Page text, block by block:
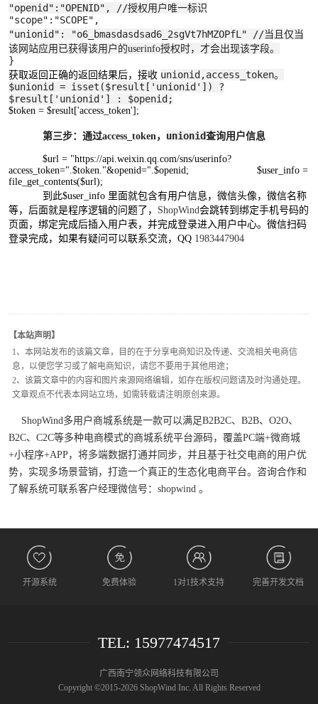
"openid":"OPENID", //授权用户唯一标识
"scope":"SCOPE",
"unionid": "o6_bmasdasdsad6_2sgVt7hMZOPfL" //当且仅当
该网站应用已获得该用户的userinfo授权时，才会出现该字段。
}
获取返回正确的返回结果后，接收 unionid,access_token。
$unionid = isset($result['unionid']) ?
$result['unionid'] : $openid;
$token = $result['access_token'];
第三步：通过access_token， unionid查询用户信息
$url = "https://api.weixin.qq.com/sns/userinfo?
access_token=".$token."&openid=".$openid; $user_info =
file_get_contents($url);
到此$user_info 里面就包含有用户信息，微信头像，微信名称
等，后面就是程序逻辑的问题了， ShopWind会跳转到绑定手机号码的
页面，绑定完成后插入用户表，并完成登录进入用户中心。微信扫码
登录完成，如果有疑问可以联系交流，QQ 1983447904
【本站声明】
1、本网站发布的该篇文章，目的在于分享电商知识及传递、交流相关电商信
息，以便您学习或了解电商知识，请您不要用于其他用途；
2、该篇文章中的内容和图片来源网络编辑，如存在版权问题请及时沟通处理。
文章观点不代表本网站立场，如需转载请注明原创来源。
ShopWind多用户商城系统是一款可以满足B2B2C、B2B、O2O、
B2C、C2C等多种电商模式的商城系统平台源码，覆盖PC端+微商城
+小程序+APP，将多端数据打通并同步，并且基于社交电商的用户优
势，实现多场景营销，打造一个真正的生态化电商平台。咨询合作和
了解系统可联系客户经理微信号：shopwind 。
开源系统 免费体验 1对1技术支持 完善开发文档
TEL: 15977474517
广西南宁领众网络科技有限公司
Copyright ©2015-2026 ShopWind Inc. All Rights Reserved